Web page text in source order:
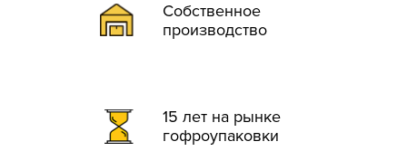
Собственное
производство
15 лет на рынке
гофроупаковки